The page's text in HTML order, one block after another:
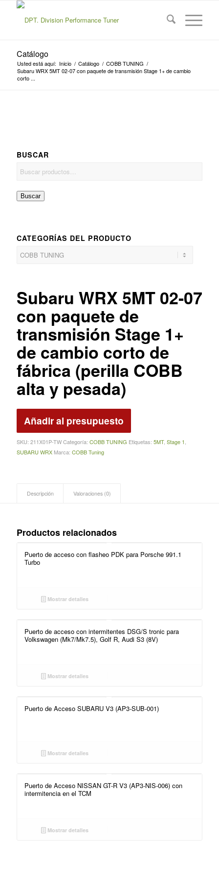
Catálogo
Usted está aquí: Inicio / Catálogo / COBB TUNING /
Subaru WRX 5MT 02-07 con paquete de transmisión Stage 1+ de cambio
corto ...
BUSCAR
Buscar
CATEGORÍAS DEL PRODUCTO
Subaru WRX 5MT 02-07
con paquete de
transmisión Stage 1+
de cambio corto de
fábrica (perilla COBB
alta y pesada)
Añadir al presupuesto
SKU: 211X01P-TW Categoría: COBB TUNING Etiquetas: 5MT, Stage 1
SUBARU WRX Marca: COBB Tuning
Descripción Valoraciones (0)
Productos relacionados
Puerto de acceso con flasheo PDK para Porsche 991.1
Turbo
Mostrar detalles
Puerto de acceso con intermitentes DSG/S tronic para
Volkswagen (Mk7/Mk7.5), Golf R, Audi S3 (8V)
Mostrar detalles
Puerto de Acceso SUBARU V3 (AP3-SUB-001)
Mostrar detalles
Puerto de Acceso NISSAN GT-R V3 (AP3-NIS-006) con
intermitencia en el TCM
Mostrar detalles